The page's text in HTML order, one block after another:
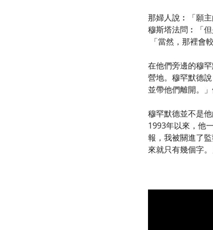
那婦人說︰「願主
穆斯塔法問︰「
「當然，那裡會
在他們旁邊的穆
營地。穆罕默德
並帶他們離開。
穆罕默德並不是
1993年以來，他
報，我被關進了
來就只有幾個字。